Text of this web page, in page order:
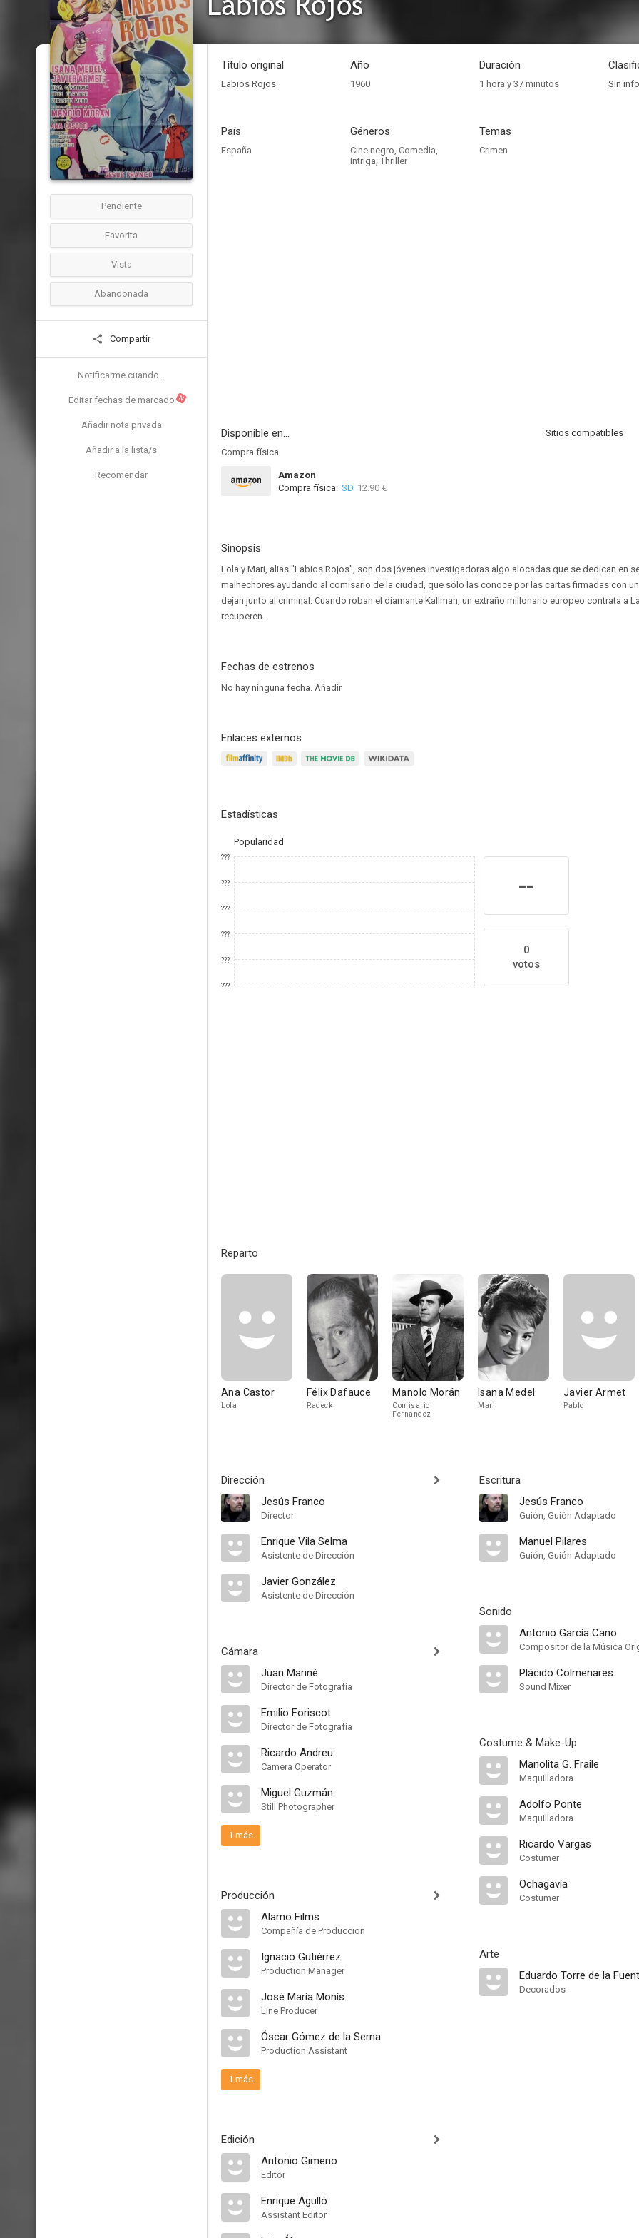
Pendiente
Favorita
Vista
Abandonada
Compartir
Notificarme cuando...
Editar fechas de marcado N
Añadir nota privada
Añadir a la lista/s
Recomendar
Título original
Labios Rojos
Año
1960
Duración
1 hora y 37 minutos Sin
País
España
Géneros
Cine negro, Comedia,
Intriga, Thriller
Temas
Crimen
Disponible en...
Sitios compatibles
Compra física
Amazon
Compra física: SD 12.90 €
Sinopsis
Lola y Mari, alias "Labios Rojos", son dos jóvenes investigadoras algo alocadas que se dedican en
malhechores ayudando al comisario de la ciudad, que sólo las conoce por las cartas firmadas con
dejan junto al criminal. Cuando roban el diamante Kallman, un extraño millonario europeo contrata a
recuperen.
Fechas de estrenos
No hay ninguna fecha. Añadir
Enlaces externos
Estadísticas
Popularidad
???
???
???
???
???
???
--
0
votos
Reparto
Ana Castor
Lola
Félix Dafauce
Radeck
Manolo Morán
Comisario
Fernández
Isana Medel
Mari
Javier Armet
Pablo
Dirección
Jesús Franco
Director
Enrique Vila Selma
Asistente de Dirección
Javier González
Asistente de Dirección
Cámara
Juan Mariné
Director de Fotografía
Emilio Foriscot
Director de Fotografía
Ricardo Andreu
Camera Operator
Miguel Guzmán
Still Photographer
1 más
Producción
Alamo Films
Compañía de Produccion
Ignacio Gutiérrez
Production Manager
José María Monís
Line Producer
Óscar Gómez de la Serna
Production Assistant
1 más
Edición
Antonio Gimeno
Editor
Enrique Agulló
Assistant Editor
Escritura
Jesús Franco
Guión, Guión Adaptado
Manuel Pilares
Guión, Guión Adaptado
Sonido
Antonio García Cano
Compositor de la Música
Plácido Colmenares
Sound Mixer
Costume & Make-Up
Manolita G. Fraile
Maquilladora
Adolfo Ponte
Maquilladora
Ricardo Vargas
Costumer
Ochagavía
Costumer
Arte
Eduardo Torre de la
Decorados